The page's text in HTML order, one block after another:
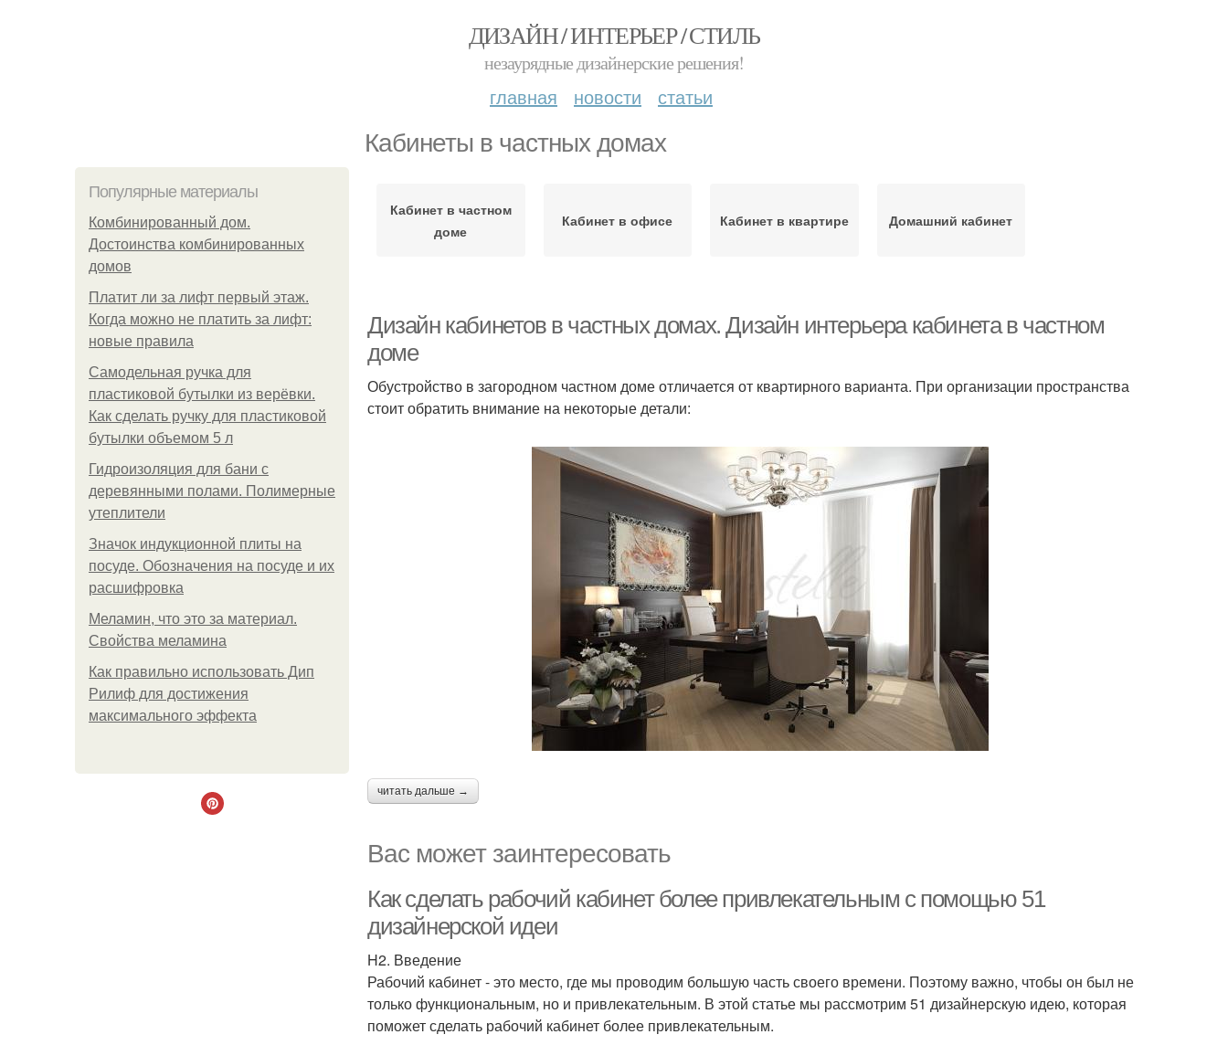
ДИЗАЙН / ИНТЕРЬЕР / СТИЛЬ
незаурядные дизайнерские решения!
главная новости статьи
Кабинеты в частных домах
Популярные материалы
Комбинированный дом.
Достоинства комбинированных
домов
Платит ли за лифт первый этаж.
Когда можно не платить за лифт:
новые правила
Самодельная ручка для
пластиковой бутылки из верёвки.
Как сделать ручку для пластиковой
бутылки объемом 5 л
Гидроизоляция для бани с
деревянными полами. Полимерные
утеплители
Значок индукционной плиты на
посуде. Обозначения на посуде и их
расшифровка
Меламин, что это за материал.
Свойства меламина
Как правильно использовать Дип
Рилиф для достижения
максимального эффекта
Кабинет в частном
доме
Кабинет в офисе Кабинет в квартире Домашний кабинет
Дизайн кабинетов в частных домах. Дизайн интерьера кабинета в частном
доме
Обустройство в загородном частном доме отличается от квартирного варианта. При организации пространства
стоит обратить внимание на некоторые детали:
читать дальше →
Вас может заинтересовать
Как сделать рабочий кабинет более привлекательным с помощью 51
дизайнерской идеи
H2. Введение
Рабочий кабинет - это место, где мы проводим большую часть своего времени. Поэтому важно, чтобы он был не
только функциональным, но и привлекательным. В этой статье мы рассмотрим 51 дизайнерскую идею, которая
поможет сделать рабочий кабинет более привлекательным.